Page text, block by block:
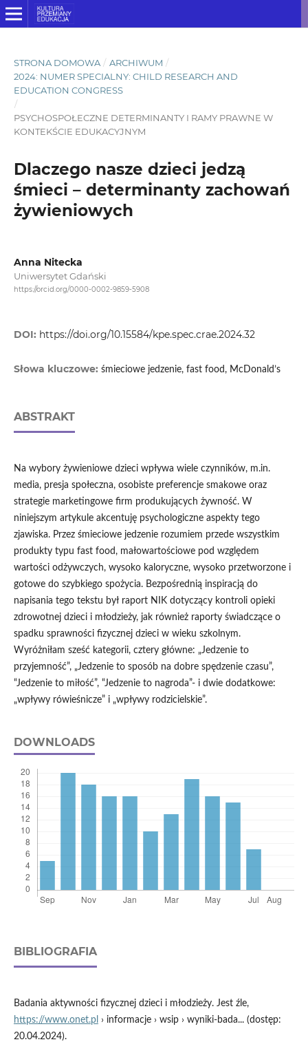
STRONA DOMOWA / ARCHIWUM /
2024: NUMER SPECIALNY: CHILD RESEARCH AND
EDUCATION CONGRESS
/
PSYCHOSPOŁECZNE DETERMINANTY I RAMY PRAWNE W
KONTEKŚCIE EDUKACYJNYM
Dlaczego nasze dzieci jedzą
śmieci – determinanty zachowań
żywieniowych
Anna Nitecka
Uniwersytet Gdański
https://orcid.org/0000-0002-9859-5908
DOI: https://doi.org/10.15584/kpe.spec.crae.2024.32
Słowa kluczowe: śmieciowe jedzenie, fast food, McDonald’s
ABSTRAKT
Na wybory żywieniowe dzieci wpływa wiele czynników, m.in.
media, presja społeczna, osobiste preferencje smakowe oraz
strategie marketingowe firm produkujących żywność. W
niniejszym artykule akcentuję psychologiczne aspekty tego
zjawiska. Przez śmieciowe jedzenie rozumiem przede wszystkim
produkty typu fast food, małowartościowe pod względem
wartości odżywczych, wysoko kaloryczne, wysoko przetworzone i
gotowe do szybkiego spożycia. Bezpośrednią inspiracją do
napisania tego tekstu był raport NIK dotyczący kontroli opieki
zdrowotnej dzieci i młodzieży, jak również raporty świadczące o
spadku sprawności fizycznej dzieci w wieku szkolnym.
Wyróżniłam sześć kategorii, cztery główne: „Jedzenie to
przyjemność”, „Jedzenie to sposób na dobre spędzenie czasu”,
“Jedzenie to miłość”, “Jedzenie to nagroda”- i dwie dodatkowe:
„wpływy rówieśnicze” i „wpływy rodzicielskie”.
DOWNLOADS
BIBLIOGRAFIA
Badania aktywności fizycznej dzieci i młodzieży. Jest źle,
https://www.onet.pl › informacje › wsip › wyniki-bada... (dostęp:
20.04.2024).